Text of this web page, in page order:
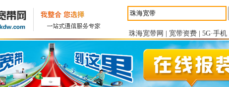
珠海宽带网 宽带资费 5G·手机